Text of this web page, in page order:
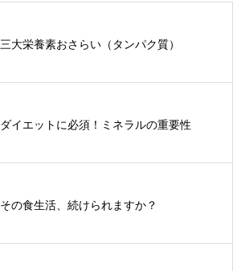
三大栄養素おさらい（タンパク質）
ダイエットに必須！ミネラルの重要性
その食生活、続けられますか？